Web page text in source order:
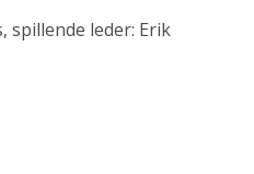
spillende leder: Erik